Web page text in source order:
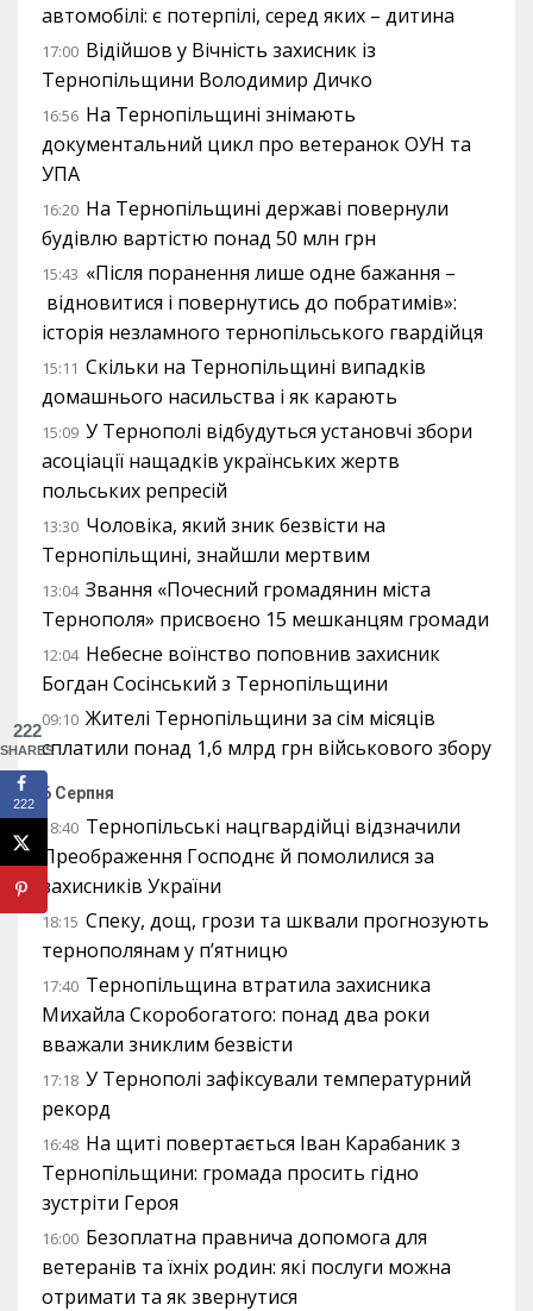
автомобілі: є потерпілі, серед яких – дитина
17:00 Відійшов у Вічність захисник із
Тернопільщини Володимир Дичко
16:56 На Тернопільщині знімають
документальний цикл про ветеранок ОУН та
УПА
16:20 На Тернопільщині державі повернули
будівлю вартістю понад 50 млн грн
15:43 «Після поранення лише одне бажання –
відновитися і повернутись до побратимів»:
історія незламного тернопільського гвардійця
15:11 Скільки на Тернопільщині випадків
домашнього насильства і як карають
15:09 У Тернополі відбудуться установчі збори
асоціації нащадків українських жертв
польських репресій
13:30 Чоловіка, який зник безвісти на
Тернопільщині, знайшли мертвим
13:04 Звання «Почесний громадянин міста
Тернополя» присвоєно 15 мешканцям громади
12:04 Небесне воїнство поповнив захисник
Богдан Сосінський з Тернопільщини
09:10 Жителі Тернопільщини за сім місяців
сплатили понад 1,6 млрд грн військового збору
6 Серпня
18:40 Тернопільські нацгвардійці відзначили
Преображення Господнє й помолилися за
захисників України
18:15 Спеку, дощ, грози та шквали прогнозують
тернополянам у п’ятницю
17:40 Тернопільщина втратила захисника
Михайла Скоробогатого: понад два роки
вважали зниклим безвісти
17:18 У Тернополі зафіксували температурний
рекорд
16:48 На щиті повертається Іван Карабаник з
Тернопільщини: громада просить гідно
зустріти Героя
16:00 Безоплатна правнича допомога для
ветеранів та їхніх родин: які послуги можна
отримати та як звернутися
222
SHARES
222